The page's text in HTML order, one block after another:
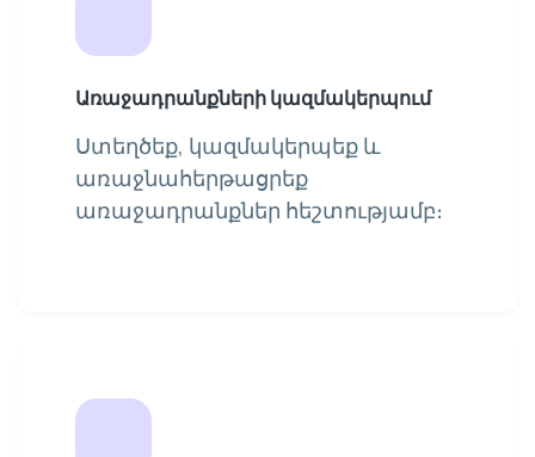
Առաջադրանքների կազմակերպում
Ստեղծեք, կազմակերպեք և
առաջնահերթացրեք
առաջադրանքներ հեշտությամբ։